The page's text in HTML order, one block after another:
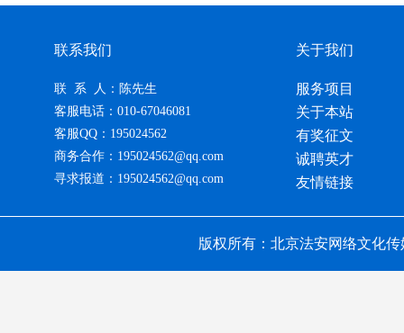
联系我们
联 系 人：陈先生
客服电话：010-67046081
客服QQ：195024562
商务合作：195024562@qq.com
寻求报道：195024562@qq.com
关于我们
服务项目
关于本站
有奖征文
诚聘英才
友情链接
版权所有：北京法安网络文化